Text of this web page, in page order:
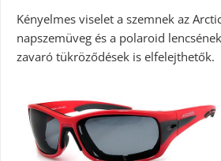
Kényelmes viselet a szemnek az
napszemüveg és a polaroid
zavaró tükröződések is elfelejthetők.